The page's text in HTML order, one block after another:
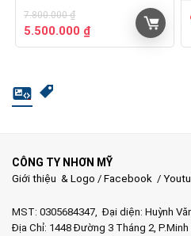
7.800.000₫
Giá
gốc
5.500.000 ₫Giá
hiện
CÔNG TY NHƠN MỸ
Giới thiệu & Logo / Facebook /
MST: 0305684347, Đại diện: Huỳnh
Địa Chỉ: 1448 Đường 3 Tháng 2, P.Minh